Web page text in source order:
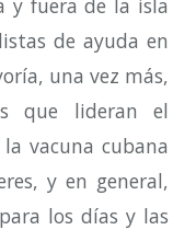
y fuera de la isla
de ayuda en
una vez más,
que lideran el
vacuna cubana
y en general,
los días y las